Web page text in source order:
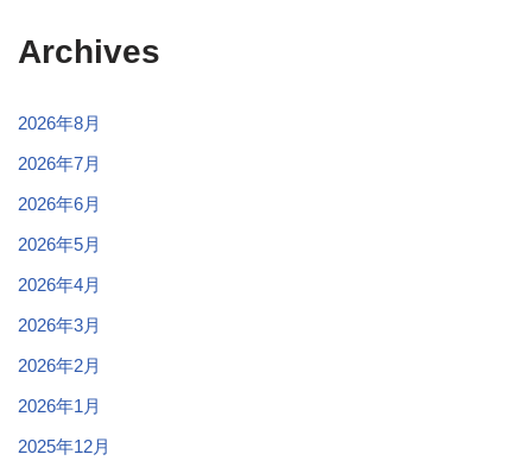
Archives
2026年8月
2026年7月
2026年6月
2026年5月
2026年4月
2026年3月
2026年2月
2026年1月
2025年12月